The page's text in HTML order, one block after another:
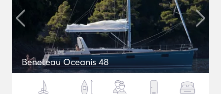
Beneteau Oceanis 48